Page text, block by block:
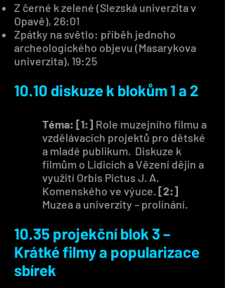
Z černé k zelené (Slezská univerzita v
Opavě), 26:01
Zpátky na světlo: příběh jednoho
archeologického objevu (Masarykova
univerzita), 19:25
10.10 diskuze k blokům 1 a 2
Téma: [1:] Role muzejního filmu a
vzdělávacích projektů pro dětské
a mladé publikum. Diskuze k
filmům o Lidicích a Vězení dějin a
využití Orbis Pictus J. A.
Komenského ve výuce.[2:]
Muzea a univerzity – prolínání.
10.35 projekční blok 3 –
Krátké filmy a popularizace
sbírek